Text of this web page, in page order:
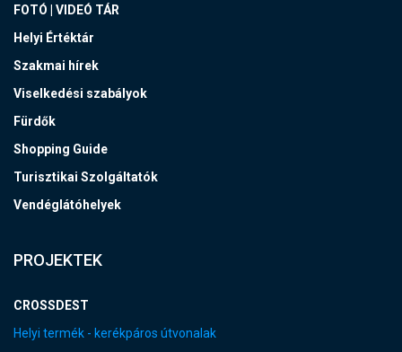
FOTÓ | VIDEÓ TÁR
Helyi Értéktár
Szakmai hírek
Viselkedési szabályok
Fürdők
Shopping Guide
Turisztikai Szolgáltatók
Vendéglátóhelyek
PROJEKTEK
CROSSDEST
Helyi termék - kerékpáros útvonalak